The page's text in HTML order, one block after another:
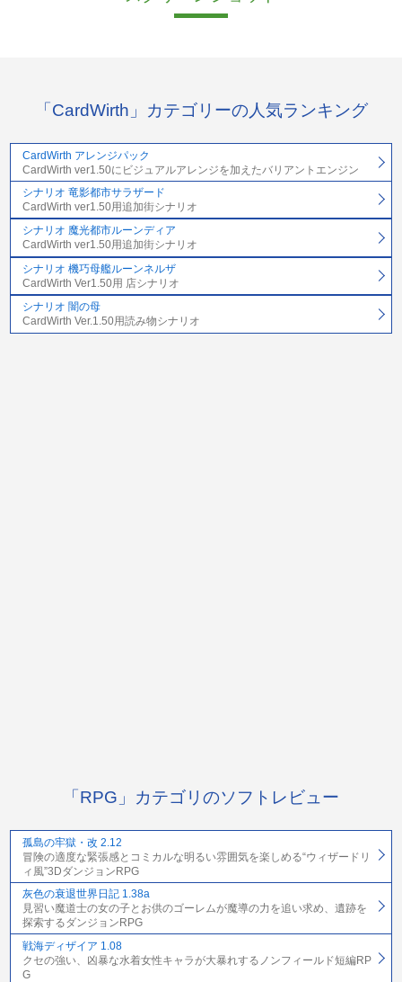
「CardWirth」カテゴリーの人気ランキング
CardWirth アレンジパック
CardWirth ver1.50にビジュアルアレンジを加えたバリアントエンジン
シナリオ 竜影都市サラザード
CardWirth ver1.50用追加街シナリオ
シナリオ 魔光都市ルーンディア
CardWirth ver1.50用追加街シナリオ
シナリオ 機巧母艦ルーンネルザ
CardWirth Ver1.50用 店シナリオ
シナリオ 闇の母
CardWirth Ver.1.50用読み物シナリオ
「RPG」カテゴリのソフトレビュー
孤島の牢獄・改 2.12
冒険の適度な緊張感とコミカルな明るい雰囲気を楽しめる“ウィザードリ
ィ風”3DダンジョンRPG
灰色の衰退世界日記 1.38a
見習い魔道士の女の子とお供のゴーレムが魔導の力を追い求め、遺跡を
探索するダンジョンRPG
戦海ディザイア 1.08
クセの強い、凶暴な水着女性キャラが大暴れするノンフィールド短編RP
G